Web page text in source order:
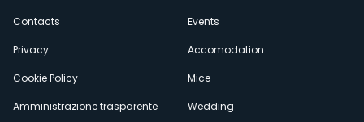
secondario
Contacts
Privacy
Cookie Policy
Amministrazione trasparente
Events
Accomodation
Mice
Wedding